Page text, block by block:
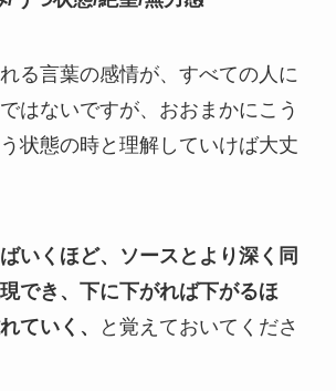
る言葉の感情が、すべての人に
はないですが、おおまかにこう
状態の時と理解していけば大丈
いくほど、ソースとより深く同
でき、下に下がれば下がるほ
ていく、
と覚えておいてくださ